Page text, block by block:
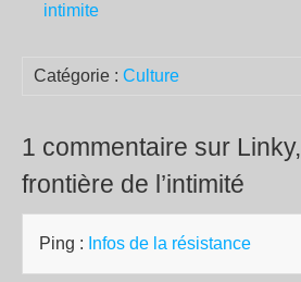
intimite
Catégorie : Culture
1 commentaire sur
frontière de l’intimité
Ping : Infos de la résistance